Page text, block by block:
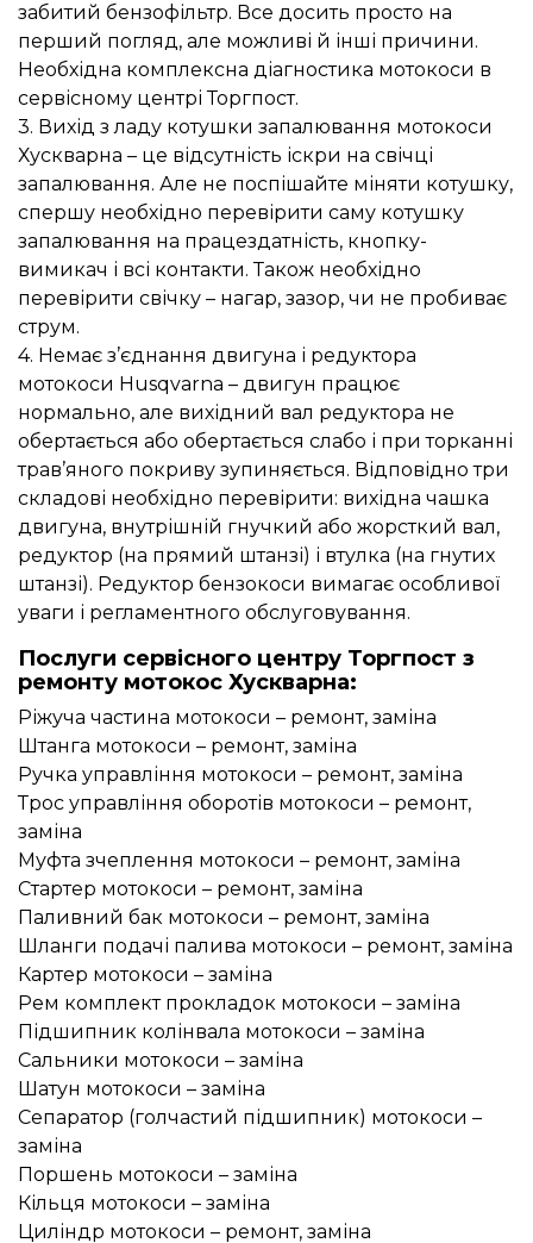
забитий бензофільтр. Все досить просто на
перший погляд, але можливі й інші причини.
Необхідна комплексна діагностика мотокоси в
сервісному центрі Торгпост.
3. Вихід з ладу котушки запалювання мотокоси
Хускварна – це відсутність іскри на свічці
запалювання. Але не поспішайте міняти котушку,
спершу необхідно перевірити саму котушку
запалювання на працездатність, кнопку-
вимикач і всі контакти. Також необхідно
перевірити свічку – нагар, зазор, чи не пробиває
струм.
4. Немає з’єднання двигуна і редуктора
мотокоси Husqvarna – двигун працює
нормально, але вихідний вал редуктора не
обертається або обертається слабо і при торканні
трав’яного покриву зупиняється. Відповідно три
складові необхідно перевірити: вихідна чашка
двигуна, внутрішній гнучкий або жорсткий вал,
редуктор (на прямий штанзі) і втулка (на гнутих
штанзі). Редуктор бензокоси вимагає особливої
уваги і регламентного обслуговування.
Послуги сервісного центру Торгпост з
ремонту мотокос Хускварна:
Ріжуча частина мотокоси – ремонт, заміна
Штанга мотокоси – ремонт, заміна
Ручка управління мотокоси – ремонт, заміна
Трос управління оборотів мотокоси – ремонт,
заміна
Муфта зчеплення мотокоси – ремонт, заміна
Стартер мотокоси – ремонт, заміна
Паливний бак мотокоси – ремонт, заміна
Шланги подачі палива мотокоси – ремонт, заміна
Картер мотокоси – заміна
Рем комплект прокладок мотокоси – заміна
Підшипник колінвала мотокоси – заміна
Сальники мотокоси – заміна
Шатун мотокоси – заміна
Сепаратор (голчастий підшипник) мотокоси –
заміна
Поршень мотокоси – заміна
Кільця мотокоси – заміна
Циліндр мотокоси – ремонт, заміна